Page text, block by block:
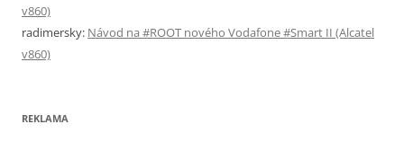
v860)
radimersky: Návod na #ROOT nového Vodafone #Smart II (Alcatel
v860)
REKLAMA